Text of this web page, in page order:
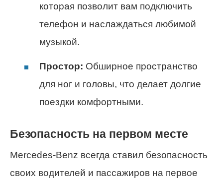
которая позволит вам подключить
телефон и наслаждаться любимой
музыкой.
Простор: Обширное пространство
для ног и головы, что делает долгие
поездки комфортными.
Безопасность на первом месте
Mercedes-Benz всегда ставил безопасность
своих водителей и пассажиров на первое